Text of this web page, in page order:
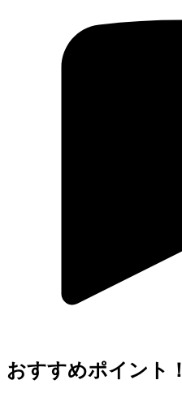
おすすめポイント！